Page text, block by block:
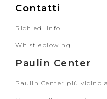
Contatti
Richiedi Info
Whistleblowing
Paulin Center
Paulin Center più vicino